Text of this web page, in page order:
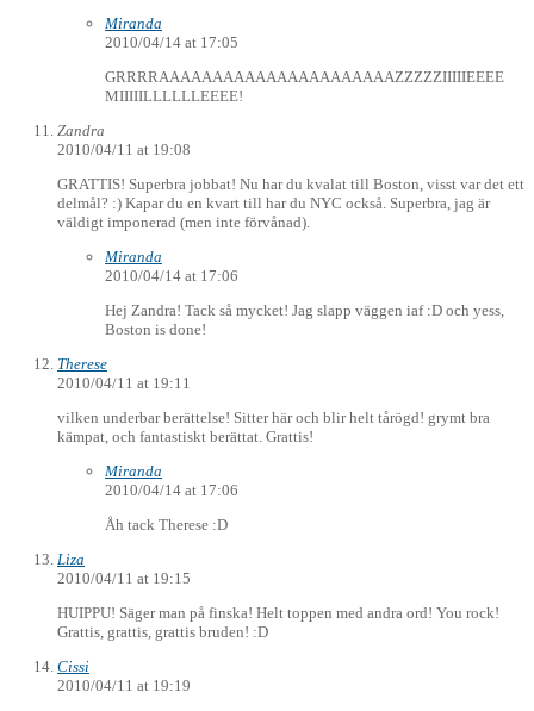
Miranda
2010/04/14 at 17:05
GRRRRAAAAAAAAAAAAAAAAAAAAAAZZZZZIIIIIEEEE
MIIIIILLLLLLEEEE!
Zandra
2010/04/11 at 19:08
GRATTIS! Superbra jobbat! Nu har du kvalat till Boston, visst var det ett
delmål? :) Kapar du en kvart till har du NYC också. Superbra, jag är
väldigt imponerad (men inte förvånad).
Miranda
2010/04/14 at 17:06
Hej Zandra! Tack så mycket! Jag slapp väggen iaf :D och yess,
Boston is done!
Therese
2010/04/11 at 19:11
vilken underbar berättelse! Sitter här och blir helt tårögd! grymt bra
kämpat, och fantastiskt berättat. Grattis!
Miranda
2010/04/14 at 17:06
Åh tack Therese :D
Liza
2010/04/11 at 19:15
HUIPPU! Säger man på finska! Helt toppen med andra ord! You rock!
Grattis, grattis, grattis bruden! :D
Cissi
2010/04/11 at 19:19